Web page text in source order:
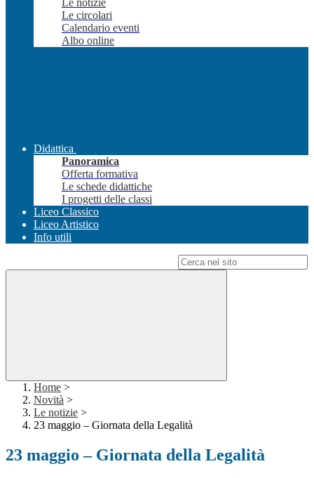
Le notizie
Le circolari
Calendario eventi
Albo online
Didattica
Panoramica
Offerta formativa
Le schede didattiche
I progetti delle classi
Liceo Classico
Liceo Artistico
Info utili
Home >
Novità >
Le notizie >
23 maggio – Giornata della Legalità
23 maggio – Giornata della Legalità